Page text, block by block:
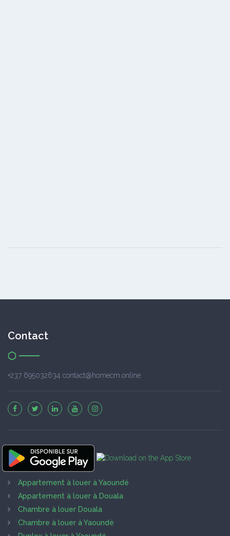
Contact
+237 695032634 contact@homecm.online
Appartement à louer à Yaoundé
Appartement à louer à Douala
Chambre à louer Douala
Chambre à louer à Yaoundé